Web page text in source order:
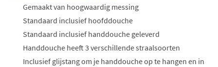
ophalen...
Gemaakt van hoogwaardig messing
Standaard inclusief hoofddouche
Standaard inclusief handdouche geleverd
Handdouche heeft 3 verschillende straalsoorten
Inclusief glijstang om je handdouche op te hangen en in